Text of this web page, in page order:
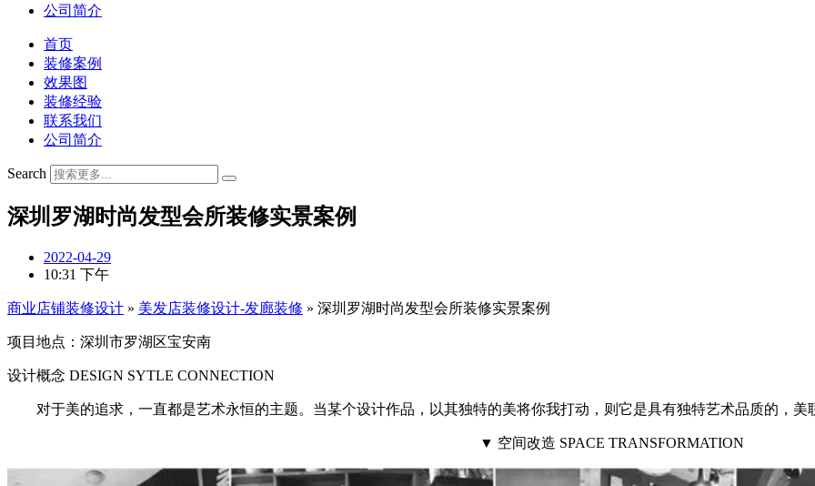
公司简介
首页
装修案例
效果图
装修经验
联系我们
公司简介
Search
深圳罗湖时尚发型会所装修实景案例
2022-04-29
10:31 下午
商业店铺装修设计 » 美发店装修设计-发廊装修 » 深圳罗湖时尚发型会所装修实景案例
项目地点：深圳市罗湖区宝安南
设计概念 DESIGN SYTLE CONNECTION
对于美的追求，一直都是艺术永恒的主题。当某个设计作品，以其独特的美将你我打动，则它是具有独特艺术品质的，美
▼ 空间改造 SPACE TRANSFORMATION